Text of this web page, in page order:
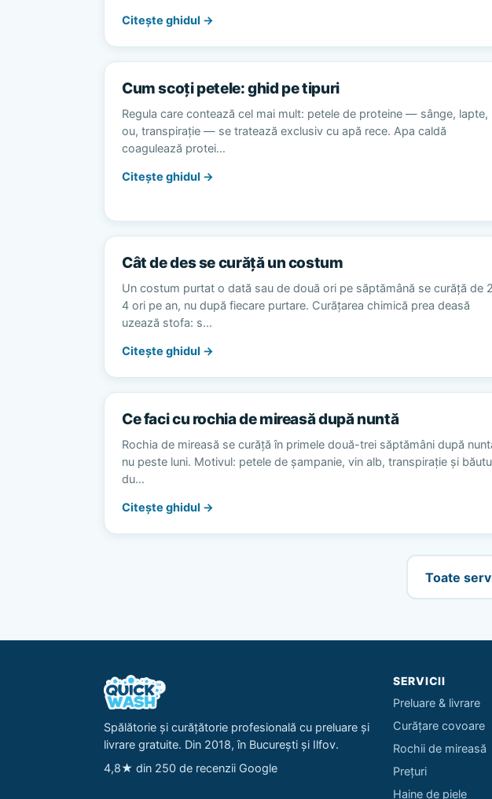
Citește ghidul →
Cum scoți petele: ghid pe tipuri
Regula care contează cel mai mult: petele de proteine — sânge, lapte,
ou, transpirație — se tratează exclusiv cu apă rece. Apa caldă
coagulează protei…
Citește ghidul →
Cât de des se curăță un costum
Un costum purtat o dată sau de două ori pe săptămână se curăță de
4 ori pe an, nu după fiecare purtare. Curățarea chimică prea deasă
uzează stofa: s…
Citește ghidul →
Ce faci cu rochia de mireasă după nuntă
Rochia de mireasă se curăță în primele două-trei săptămâni după
nu peste luni. Motivul: petele de șampanie, vin alb, transpirație și
du…
Citește ghidul →
Toate
Spălătorie și curățătorie profesională cu preluare și
livrare gratuite. Din 2018, în București și Ilfov.
4,8★ din 250 de recenzii Google
SERVICII
Preluare & livrare
Curățare covoare
Rochii de mireasă
Prețuri
Haine de piele